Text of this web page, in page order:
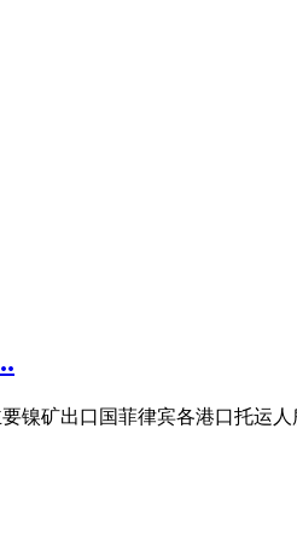
镍矿出口国菲律宾各港口托运